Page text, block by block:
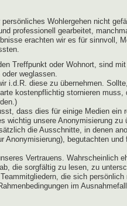
Wohlergehen nicht
professionell gearbeitet,
erachten wir es für sinnvoll,
Treffpunkt oder Wohnort, sind
weglassen.
i.d.R. diese zu übernehmen.
kostenpflichtig stornieren
dass dies für einige Medien ein
unsere Anonymisierung
die Ausschnitte, in denen
begutachten
Vertrauens. Wahrscheinlich
die sorgfältig zu lesen, zu
die sich
im